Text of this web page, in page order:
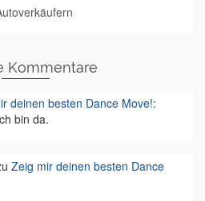
Kommentare
deinen besten Dance Move!:
bin da.
Zeig mir deinen besten Dance